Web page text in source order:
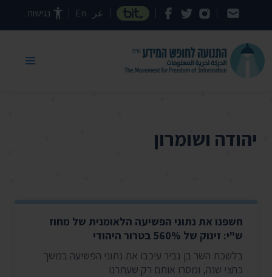
דילוג לתוכן העמוד عر En נגישות
יהודה ושומרון
חשפנו את נתוני הפשיעה הלאומנית של מחוז
ש"י: זינוק של 560% בטרור היהודי
בלשכת השר בן גביר עיכבו את נתוני הפשיעה במשך
כחצי שנה, ומסרו אותם רק שעתרנו